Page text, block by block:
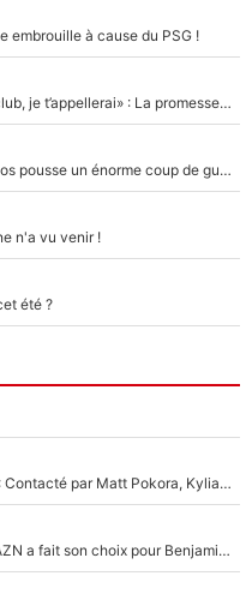
embrouille à cause du PSG !
Mercato - OM - «Dès que je prends un club, je t’appellerai» : La promesse de Marcelino au moment de claquer la porte
Victime de racisme contre Murray, Kyrgios pousse un énorme coup de gueule !
n'a vu venir !
été ?
De l'équipe de France à The Voice Kids : Contacté par Matt Pokora, Kylian Mbappé a accepté de jouer un rôle inédit sur TF1 !
La Liga sur beIN Sports c’est terminé, DAZN a fait son choix pour Benjamin Da Silva et Omar Da Fonseca !